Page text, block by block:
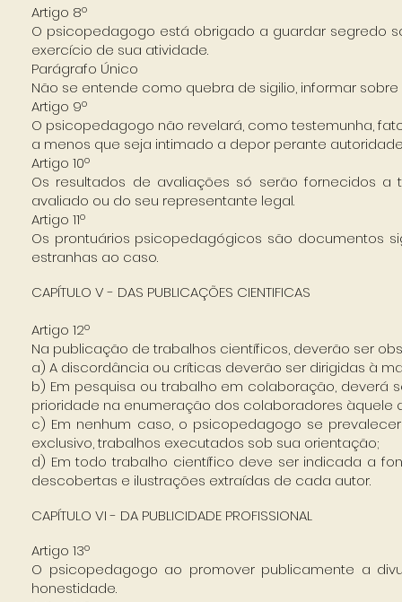
Artigo 8º
O psicopedagogo está obrigado a guardar segredo
exercício de sua atividade.
Parágrafo Único
Não se entende como quebra de sigilio, informar
Artigo 9º
O psicopedagogo não revelará, como testemunha,
a menos que seja intimado a depor perante
Artigo 10º
Os resultados de avaliações só serão fornecidos
avaliado ou do seu representante legal.
Artigo 11º
Os prontuários psicopedagógicos são documentos
estranhas ao caso.
CAPÍTULO V - DAS PUBLICAÇÕES CIENTIFICAS
Artigo 12º
Na publicação de trabalhos científicos, deverão ser
a) A discordância ou críticas deverão ser dirigidas à
b) Em pesquisa ou trabalho em colaboração,
prioridade na enumeração dos colaboradores àquele
c) Em nenhum caso, o psicopedagogo se
exclusivo, trabalhos executados sob sua orientação;
d) Em todo trabalho científico deve ser indicada a
descobertas e ilustrações extraídas de cada autor.
CAPÍTULO VI - DA PUBLICIDADE PROFISSIONAL
Artigo 13º
O psicopedagogo ao promover publicamente a
honestidade.